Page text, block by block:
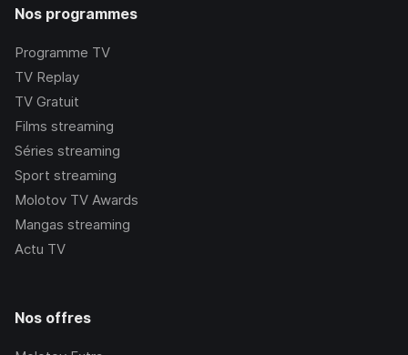
Nos programmes
Programme TV
TV Replay
TV Gratuit
Films streaming
Séries streaming
Sport streaming
Molotov TV Awards
Mangas streaming
Actu TV
Nos offres